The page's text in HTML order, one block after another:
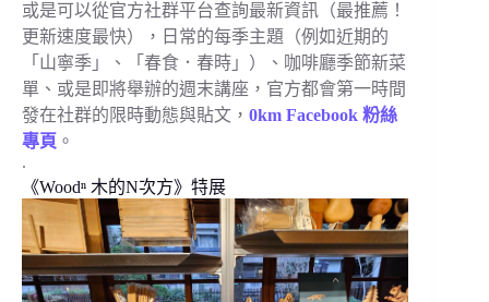
或是可以從官方社群平台查詢最新資訊（最推薦！
更新速度最快），日常的每季主題（例如近期的
「山寧季」、「春食．春時」）、咖啡廳季節新菜
單、或是即將舉辦的週末講座，官方都會第一時間
發在社群的限時動態與貼文， 0km Facebook 粉絲
專頁 。
.
《Woodⁿ 木的N次方》特展